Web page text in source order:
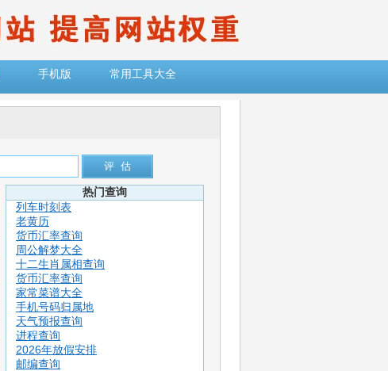
手机版 常用工具大全
热门查询
列车时刻表
老黄历
货币汇率查询
周公解梦大全
十二生肖属相查询
货币汇率查询
家常菜谱大全
手机号码归属地
天气预报查询
进程查询
2026年放假安排
邮编查询